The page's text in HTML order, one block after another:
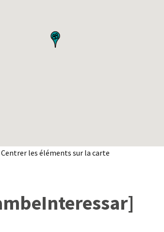
Centrer les éléments sur la carte